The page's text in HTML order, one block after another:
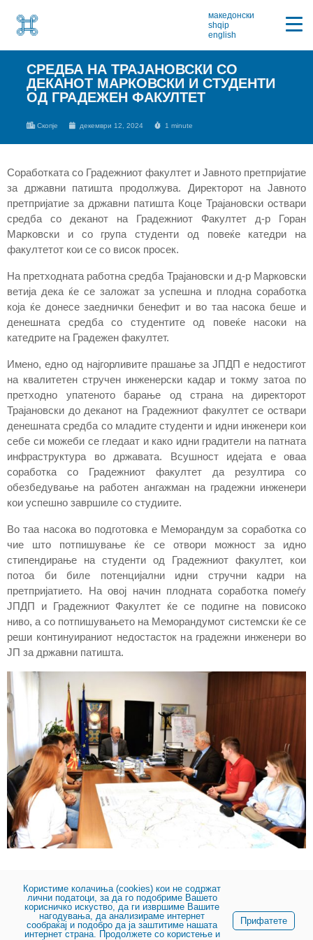
македонски
shqip
english
СРЕДБА НА ТРАЈАНОВСКИ СО
ДЕКАНОТ МАРКОВСКИ И СТУДЕНТИ
ОД ГРАДЕЖЕН ФАКУЛТЕТ
Скопје декември 12, 2024 1 minute
Соработката со Градежниот факултет и Јавното претпријатие
за државни патишта продолжува. Директорот на Јавното
претпријатие за државни патишта Коце Трајановски оствари
средба со деканот на Градежниот Факултет д-р Горан
Марковски и со група студенти од повеќе катедри на
факултетот кои се со висок просек.
На претходната работна средба Трајановски и д-р Марковски
ветија дека ќе се заложат за успешна и плодна соработка
која ќе донесе заеднички бенефит и во таа насока беше и
денешната средба со студентите од повеќе насоки на
катедрите на Градежен факултет.
Имено, едно од најгорливите прашање за ЈПДП е недостигот
на квалитетен стручен инженерски кадар и токму затоа по
претходно упатеното барање од страна на директорот
Трајановски до деканот на Градежниот факултет се оствари
денешната средба со младите студенти и идни инженери кои
себе си можеби се гледаат и како идни градители на патната
инфраструктура во државата. Всушност идејата е оваа
соработка со Градежниот факултет да резултира со
обезбедување на работен ангажман на градежни инженери
кои успешно завршиле со студиите.
Во таа насока во подготовка е Меморандум за соработка со
чие што потпишување ќе се отвори можност за идно
стипендирање на студенти од Градежниот факултет, кои
потоа би биле потенцијални идни стручни кадри на
претпријатието. На овој начин плодната соработка помеѓу
ЈПДП и Градежниот Факултет ќе се подигне на повисоко
ниво, а со потпишувањето на Меморандумот системски ќе се
реши континуираниот недостасток на градежни инженери во
ЈП за државни патишта.
Сподели:
Користиме колачиња (cookies) кои не содржат
лични податоци, за да го подобриме Вашето
корисничко искуство, да ги извршиме Вашите
нагодувања, да анализираме интернет
сообраќај и подобро да ја заштитиме нашата
интернет страна. Продолжете со користење и
Прифатете